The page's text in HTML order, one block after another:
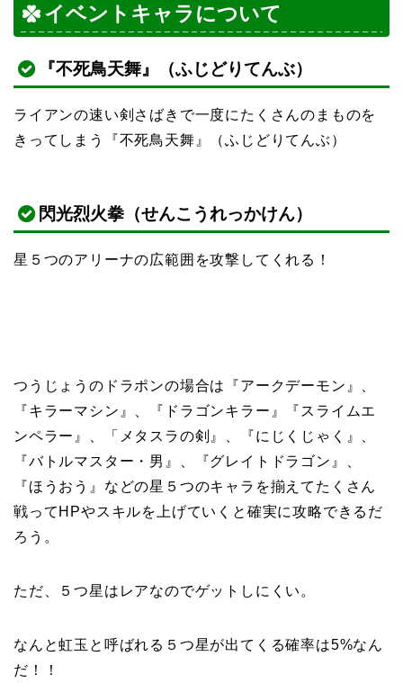
イベントキャラについて
『不死鳥天舞』（ふじどりてんぶ）
ライアンの速い剣さばきで一度にたくさんのまものを
きってしまう『不死鳥天舞』（ふじどりてんぶ）
閃光烈火拳（せんこうれっかけん）
星５つのアリーナの広範囲を攻撃してくれる！
つうじょうのドラポンの場合は『アークデーモン』、
『キラーマシン』、『ドラゴンキラー』『スライムエ
ンペラー』、「メタスラの剣』、『にじくじゃく』、
『バトルマスター・男』、『グレイトドラゴン』、
『ほうおう』などの星５つのキャラを揃えてたくさん
戦ってHPやスキルを上げていくと確実に攻略できるだ
ろう。
ただ、５つ星はレアなのでゲットしにくい。
なんと虹玉と呼ばれる５つ星が出てくる確率は5%なん
だ！！